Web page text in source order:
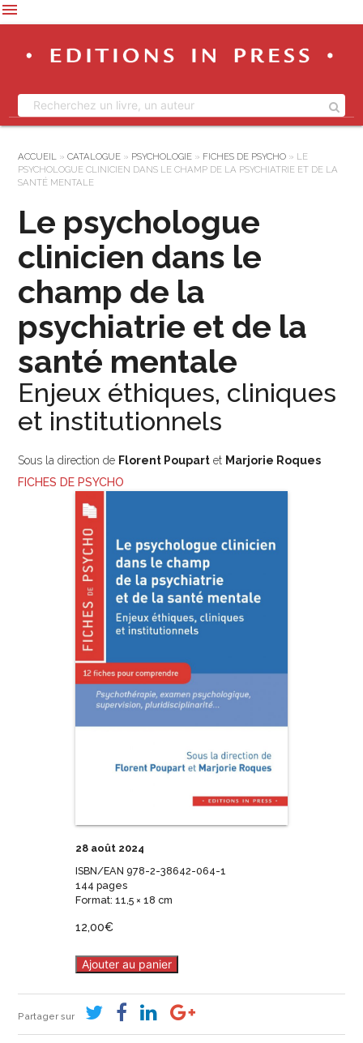
menu
ACCUEIL » CATALOGUE» PSYCHOLOGIE» FICHES DE PSYCHO» LE
PSYCHOLOGUE CLINICIEN DANS LE CHAMP DE LA PSYCHIATRIE ET DE LA
SANTÉ MENTALE
Le psychologue
clinicien dans le
champ de la
psychiatrie et de la
santé mentale
Enjeux éthiques, cliniques
et institutionnels
Sous la direction de Florent Poupartet Marjorie Roques
FICHES DE PSYCHO
28 août 2024
ISBN/EAN 978-2-38642-064-1
144 pages
Format: 11,5 × 18 cm
12,00€
Ajouter au panier
Partager sur